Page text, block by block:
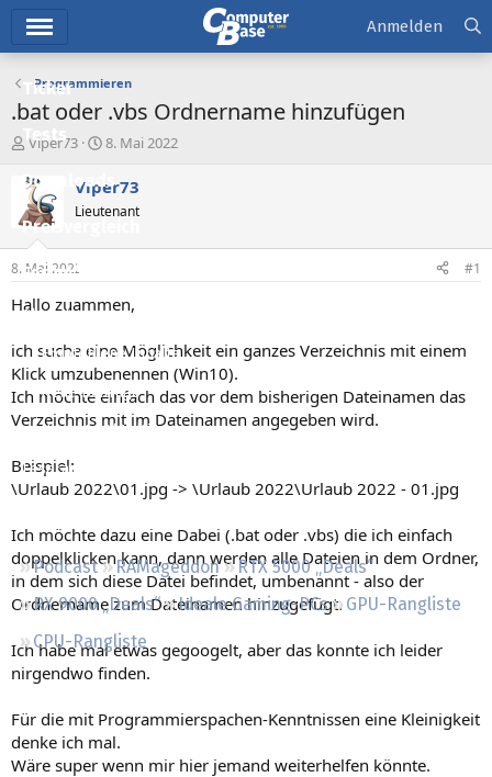
Ticker
Tests
Downloads
Preisvergleich
Forum
Aktuelles
Empfohlene Inhalte
Neue Beiträge
Neueste Aktivitäten
Leserartikel
Podcast RAMageddon
RTX 5000 „Deals“
RX 9000 „Deals“
Ideale Gaming-PCs
GPU-Rangliste
CPU-Rangliste
Anmelden
Programmieren
.bat oder .vbs Ordnername hinzufügen
E
s
t
e
l
e
r
Viper73
E
s
e
t
a
8. Mai 2022
Viper73
Lieutenant
8. Mai 2022 #1
Hallo zuammen,
ich suche eine Möglichkeit ein ganzes Verzeichnis mit einem
Klick umzubenennen (Win10).
Ich möchte einfach das vor dem bisherigen Dateinamen das
Verzeichnis mit im Dateinamen angegeben wird.
Beispiel:
\Urlaub 2022\01.jpg -> \Urlaub 2022\Urlaub 2022 - 01.jpg
Ich möchte dazu eine Dabei (.bat oder .vbs) die ich einfach
doppelklicken kann, dann werden alle Dateien in dem Ordner,
in dem sich diese Datei befindet, umbenannt - also der
Ordnername zum Dateinamen hinzugefügt.
Ich habe mal etwas gegoogelt, aber das konnte ich leider
nirgendwo finden.
Für die mit Programmierspachen-Kenntnissen eine Kleinigkeit
denke ich mal.
Wäre super wenn mir hier jemand weiterhelfen könnte.